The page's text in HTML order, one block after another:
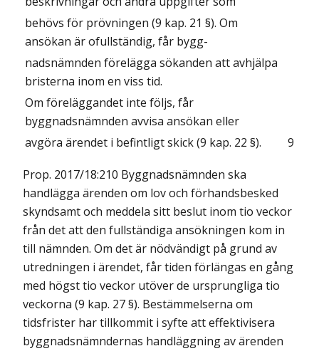
behövs för prövningen (9 kap. 21 §). Om
ansökan är ofullständig, får bygg-
nadsnämnden förelägga sökanden att avhjälpa
bristerna inom en viss tid.
Om föreläggandet inte följs, får
byggnadsnämnden avvisa ansökan eller
avgöra ärendet i befintligt skick (9 kap. 22 §).
9
Prop. 2017/18:210 Byggnadsnämnden ska
handlägga ärenden om lov och förhandsbesked
skyndsamt och meddela sitt beslut inom tio veckor
från det att den fullständiga ansökningen kom in
till nämnden. Om det är nödvändigt på grund av
utredningen i ärendet, får tiden förlängas en gång
med högst tio veckor utöver de ursprungliga tio
veckorna (9 kap. 27 §). Bestämmelserna om
tidsfrister har tillkommit i syfte att effektivisera
byggnadsnämndernas handläggning av ärenden